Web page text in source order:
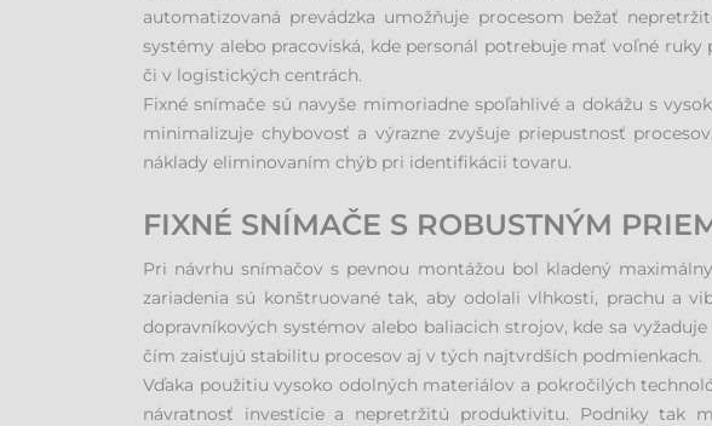
automatizovaná prevádzka umožňuje procesom bežať
systémy alebo pracoviská, kde personál potrebuje mať voľné
či v logistických centrách.
Fixné snímače sú navyše mimoriadne spoľahlivé a dokážu s
minimalizuje chybovosť a výrazne zvyšuje priepustnosť
náklady eliminovaním chýb pri identifikácii tovaru.
FIXNÉ SNÍMAČE S ROBUSTNÝM
Pri návrhu snímačov s pevnou montážou bol kladený
zariadenia sú konštruované tak, aby odolali vlhkosti, prachu a
dopravníkových systémov alebo baliacich strojov, kde sa
čím zaisťujú stabilitu procesov aj v tých najtvrdších podmienkach.
Vďaka použitiu vysoko odolných materiálov a pokročilých
návratnosť investície a nepretržitú produktivitu. Podniky tak